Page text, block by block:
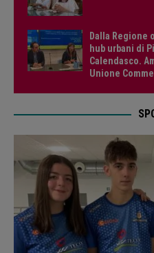
Dalla Regione
hub urbani di
Calendasco.
Unione